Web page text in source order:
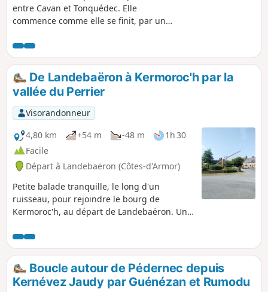
entre Cavan et Tonquédec. Elle
commence comme elle se finit, par une
c'est la Vallée des Arts.
Malheureusement, avec le temps,
certaines ont disparu. Après avoir
découvert la Vallée du Guindy, vous
terminerez par "l'allée des pommiers":
une large allée bordée dune centaine
de pommiers de différentes espèces et
dont la cueillette est ouverte à chacun
gratuitement.
De Landebaëron à Kermoroc'h par la
vallée du Perrier
Visorandonneur
4,80 km
+54 m -48 m
1h 30
Facile
Départ à Landebaëron (Côtes-d'Armor)
Petite balade tranquille, le long d'un
ruisseau, pour rejoindre le bourg de
Kermoroc'h, au départ de Landebaëron. Une
bien aménagé, puis un retour vers
Landebaëron sur une route peu fréquentée
offrant une large vue sur la campagne
bretonne.
Boucle autour de Pédernec depuis
Kernévez Jaudy par Guénézan et Rumodu